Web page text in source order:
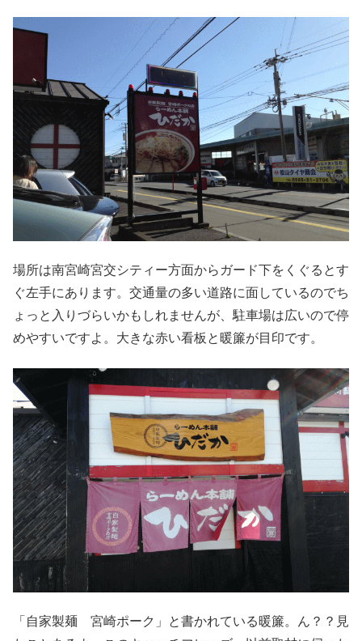
場所は南宮崎宮交シティー方面からガード下をくぐるとす
ぐ左手にあります。交通量の多い道路に面しているのでち
ょっと入りづらいかもしれませんが、駐車場は広いので停
めやすいですよ。大きな赤い看板と暖簾が目印です。
「自家製麺 宮崎ポーク」と書かれている暖簾。ん？？見